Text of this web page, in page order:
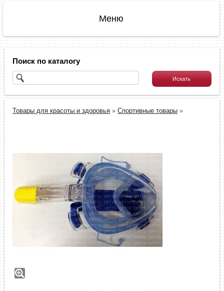
Поиск по каталогу
Товары для красоты и здоровья »Спортивные товары »